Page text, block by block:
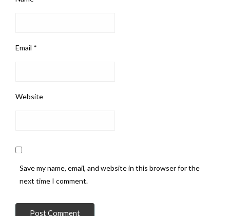
Email *
Website
Save my name, email, and website in this browser for the
next time I comment.